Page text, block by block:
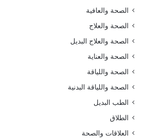
الصحة والعافية
الصحة والعلاج
الصحة والعلاج البديل
الصحة والعناية
الصحة واللياقة
الصحة واللياقة البدنية
الطب البديل
الطلاق
العلاقات والصحة